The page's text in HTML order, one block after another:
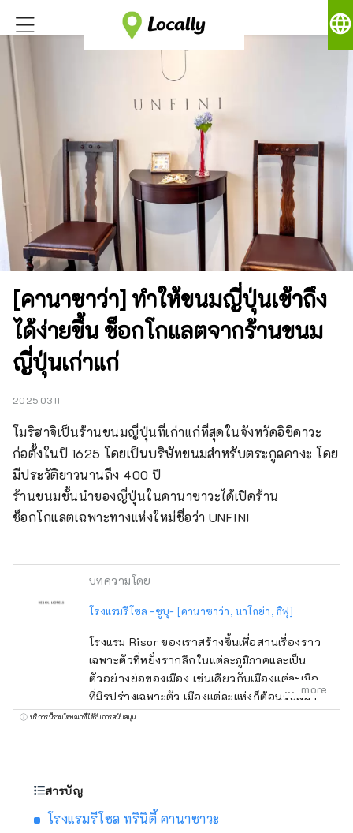
language
[คานาซาว่า] ทำให้ขนมญี่ปุ่นเข้าถึง
ได้ง่ายขึ้น ช็อกโกแลตจากร้านขนม
ญี่ปุ่นเก่าแก่
2025.03.11
โมริฮาจิเป็นร้านขนมญี่ปุ่นที่เก่าแก่ที่สุดในจังหวัดอิชิคาวะ
ก่อตั้งในปี 1625 โดยเป็นบริษัทขนมสำหรับตระกูลคางะ โดย
มีประวัติยาวนานถึง 400 ปี
ร้านขนมชั้นนำของญี่ปุ่นในคานาซาวะได้เปิดร้าน
ช็อกโกแลตเฉพาะทางแห่งใหม่ชื่อว่า UNFINI
บทความโดย
โรงแรมรีโซล -ชูบุ- [คานาซาว่า, นาโกย่า, กิฟุ]
โรงแรม Risor ของเราสร้างขึ้นเพื่อสานเรื่องราว
เฉพาะตัวที่หยั่งรากลึกในแต่ละภูมิภาคและเป็น
ตัวอย่างย่อของเมือง เช่นเดียวกับเมืองแต่ละเมือง
ที่มีรูปร่างเฉพาะตัว เมืองแต่ละแห่งก็ต้อนรับผู้มา
เยือนด้วยรูปลักษณ์เฉพาะตัวของตนเองเช่นกัน
ประวัติศาสตร์เริ่มต้นขึ้นในปี ค.ศ. 1546 ด้วยหอ
Kanazawa Mido ซึ่งสร้างขึ้นโดยผู้นับถือนิกาย
more
บริการนี้รวมโฆษณาที่ได้รับการสนับสนุน
สารบัญ
โรงแรมรีโซล ทรินิตี้ คานาซาวะ